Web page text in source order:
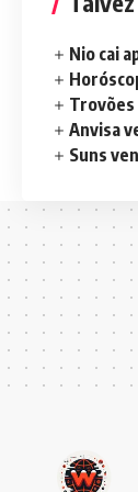
Nio cai
Trovões
Anvisa
Suns